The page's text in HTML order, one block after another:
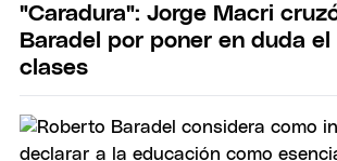
"Caradura": Jorge Macri
Baradel por poner en duda
clases